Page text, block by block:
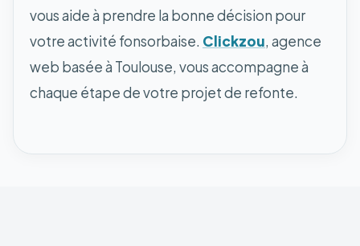
vous aide à prendre la bonne décision pour
votre activité fonsorbaise. Clickzou, agence
web basée à Toulouse, vous accompagne à
chaque étape de votre projet de refonte.